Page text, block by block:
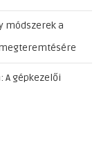
módszerek a
gépkezelői